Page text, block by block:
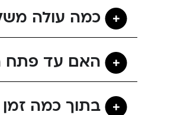
כמה עולה
האם עד פתח
בתוך כמה